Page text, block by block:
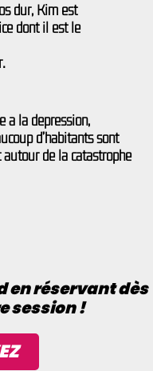
dur, Kim est
dont il est le
à la dépression,
d’habitants sont
autour de la catastrophe
en réservant dès
session !